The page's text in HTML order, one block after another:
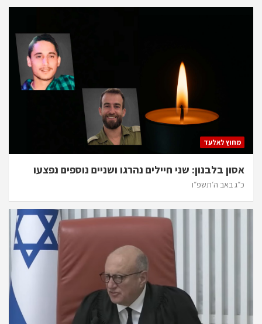
מחוץ לאלעד
אסון בלבנון: שני חיילים נהרגו ושניים נוספים נפצעו
כ״ג באב ה׳תשפ״ו